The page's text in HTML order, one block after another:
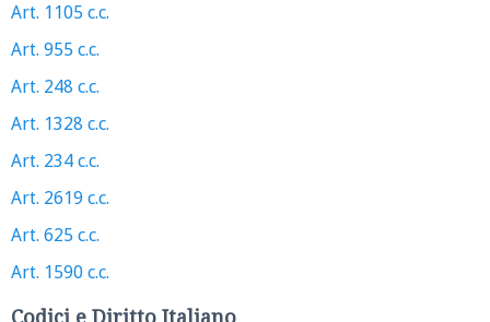
Art. 1105 c.c.
Art. 955 c.c.
Art. 248 c.c.
Art. 1328 c.c.
Art. 234 c.c.
Art. 2619 c.c.
Art. 625 c.c.
Art. 1590 c.c.
Codici e Diritto Italiano